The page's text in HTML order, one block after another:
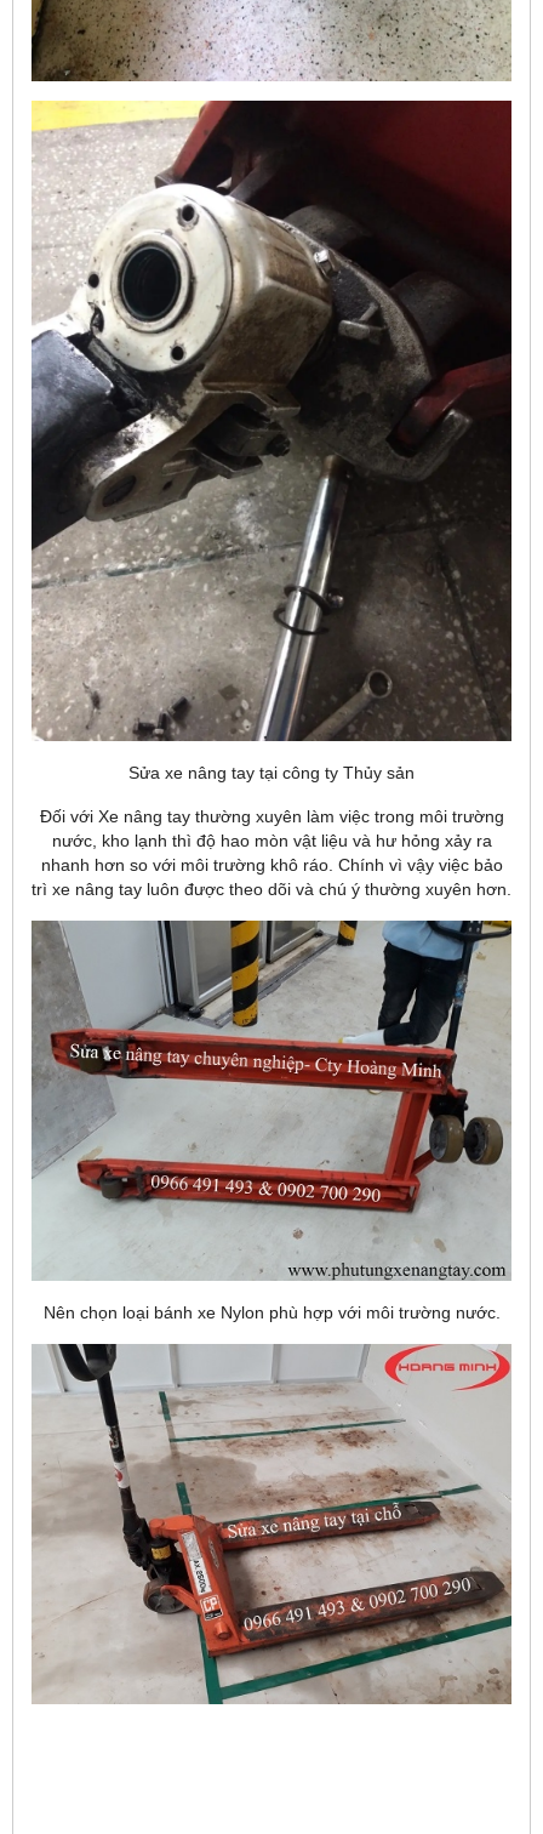
Sửa xe nâng tay tại công ty Thủy sản
Đối với Xe nâng tay thường xuyên làm việc trong môi trường
nước, kho lạnh thì độ hao mòn vật liệu và hư hỏng xảy ra
nhanh hơn so với môi trường khô ráo. Chính vì vậy việc bảo
trì xe nâng tay luôn được theo dõi và chú ý thường xuyên hơn.
Nên chọn loại bánh xe Nylon phù hợp với môi trường nước.